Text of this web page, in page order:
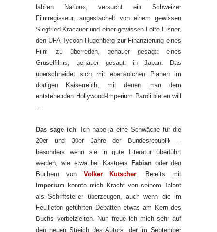
labilen Nation«, versucht ein Schweizer
Filmregisseur, angestachelt von einem gewissen
Siegfried Kracauer und einer gewissen Lotte Eisner,
den UFA-Tycoon Hugenberg zur Finanzierung eines
Film zu überreden, genauer gesagt: eines
Gruselfilms, genauer gesagt: in Japan. Das
überschneidet sich mit ebensolchen Plänen im
dortigen Kaiserreich, mit denen man dem
entstehenden Hollywood-Imperium Paroli bieten will
Das sage ich: Ich habe ja eine Schwäche für die
20er und 30er Jahre der Bundesrepublik –
besonders wenn sie in gute Literatur überführt
werden, wie etwa bei Kästners
Fabian oder den
Büchern von Volker Kutscher . Bereits mit
Imperium konnte mich Kracht von seinem Talent
als Schriftsteller überzeugen, auch wenn die im
Feuilleton geführten Debatten etwas am Kern des
Buchs vorbeizielten. Nun freue ich mich sehr auf
den neuen Streich des Autors, der im September